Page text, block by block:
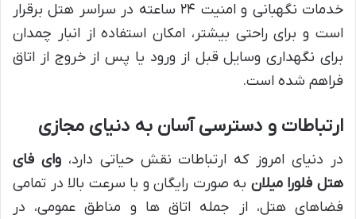
خدمات نگهبانی و امنیت ۲۴ ساعته در سراسر هتل برقرار
است و برای راحتی بیشتر، امکان استفاده از انبار چمدان
برای نگهداری وسایل قبل از ورود یا پس از خروج از اتاق
فراهم شده است.
ارتباطات و دسترسی آسان به دنیای مجازی
در دنیای امروز که ارتباطات نقش حیاتی دارد،وای فای
هتل فلورا میلان به صورت رایگان و با سرعت بالا در تمامی
فضاهای هتل، از جمله اتاق ها و مناطق عمومی، در